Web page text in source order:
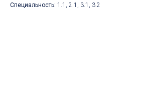
Специальность: 1.1, 2.1, 3.1, 3.2